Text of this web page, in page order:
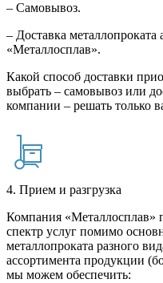
– Самовывоз.
– Доставка
«Металлосплав».
Какой способ доставки
выбрать – самовывоз или
компании – решать только
4. Прием и разгрузка
Компания «Металлосплав»
спектр услуг помимо
металлопроката разного
ассортимента продукции
мы можем обеспечить: